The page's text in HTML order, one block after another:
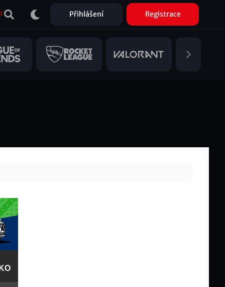
Přihlášení Registrace